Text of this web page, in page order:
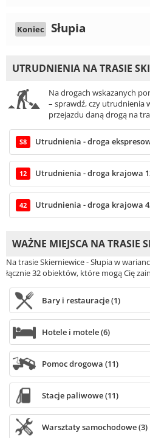
Koniec Słupia
UTRUDNIENIA NA TRASIE
Na drogach wskazanych
– sprawdź, czy utrudnienia
przejazdu daną drogą na
S8 Utrudnienia - droga
12 Utrudnienia - droga krajowa
42 Utrudnienia - droga krajowa
WAŻNE MIEJSCA NA TRASIE
Na trasie Skierniewice - Słupia w
łącznie 32 obiektów, które mogą Cię
Bary i restauracje (1)
Hotele i motele (6)
Pomoc drogowa (11)
Stacje paliwowe (11)
Warsztaty samochodowe (3)